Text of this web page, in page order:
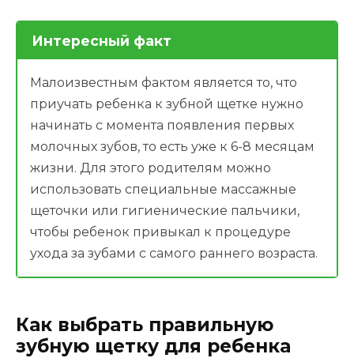
Интересный факт
Малоизвестным фактом является то, что
приучать ребенка к зубной щетке нужно
начинать с момента появления первых
молочных зубов, то есть уже к 6-8 месяцам
жизни. Для этого родителям можно
использовать специальные массажные
щеточки или гигиенические пальчики,
чтобы ребенок привыкал к процедуре
ухода за зубами с самого раннего возраста.
Как выбрать правильную
зубную щетку для ребенка